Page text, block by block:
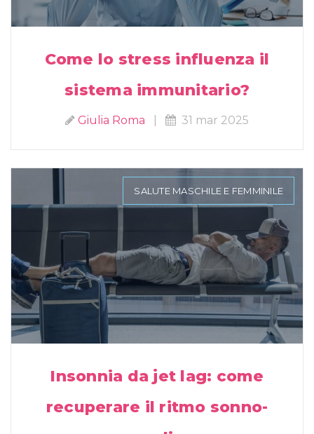
Come lo stress influenza il
sistema immunitario?
Giulia Roma 31 mar 2025
SALUTE MASCHILE E FEMMINILE
Insonnia da jet lag: come
recuperare il ritmo sonno-